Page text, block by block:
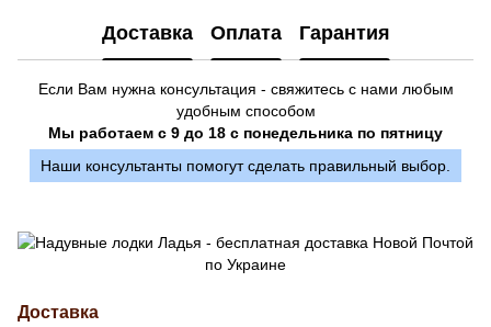
Доставка Оплата Гарантия
Если Вам нужна консультация - свяжитесь с нами любым
удобным способом
Мы работаем с 9 до 18 с понедельника по пятницу
Наши консультанты помогут сделать правильный выбор.
Доставка